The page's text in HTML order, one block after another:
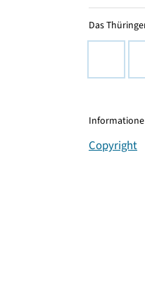
Das
Copyright